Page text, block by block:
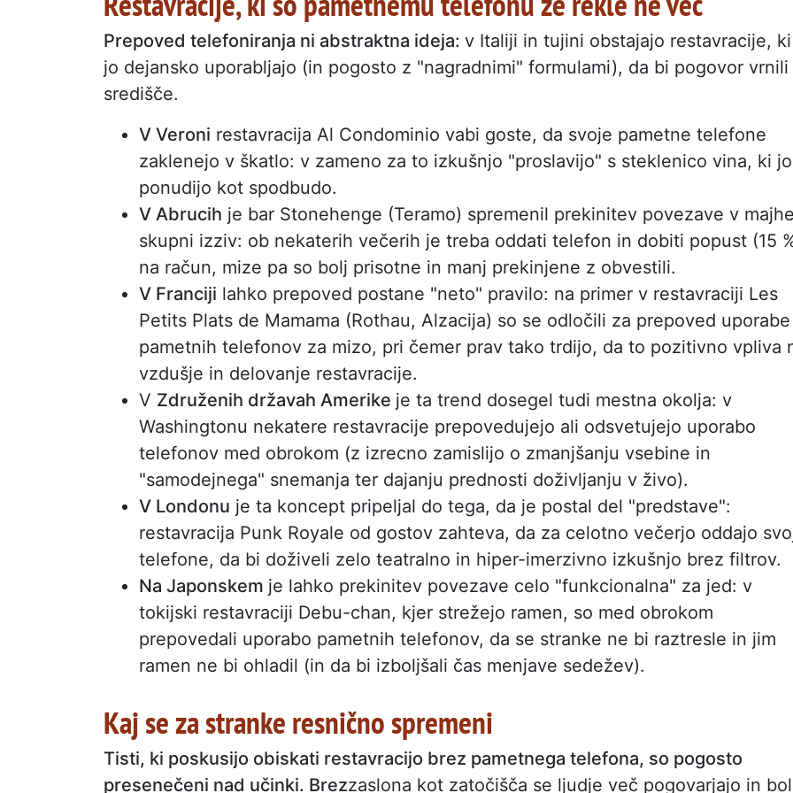
Prepoved telefoniranja ni abstraktna ideja: v Italiji in tujini obstajajo restavracije, ki
jo dejansko uporabljajo (in pogosto z "nagradnimi" formulami), da bi pogovor vrnili
središče.
V Veroni restavracija Al Condominio vabi goste, da svoje pametne telefone
zaklenejo v škatlo: v zameno za to izkušnjo "proslavijo" s steklenico vina, ki jo
ponudijo kot spodbudo.
V Abrucih je bar Stonehenge (Teramo) spremenil prekinitev povezave v
skupni izziv: ob nekaterih večerih je treba oddati telefon in dobiti popust (15
na račun, mize pa so bolj prisotne in manj prekinjene z obvestili.
V Franciji lahko prepoved postane "neto" pravilo: na primer v restavraciji Les
Petits Plats de Mamama (Rothau, Alzacija) so se odločili za prepoved uporabe
pametnih telefonov za mizo, pri čemer prav tako trdijo, da to pozitivno vpliva
vzdušje in delovanje restavracije.
V Združenih državah Amerike je ta trend dosegel tudi mestna okolja: v
Washingtonu nekatere restavracije prepovedujejo ali odsvetujejo uporabo
telefonov med obrokom (z izrecno zamislijo o zmanjšanju vsebine in
"samodejnega" snemanja ter dajanju prednosti doživljanju v živo).
V Londonu je ta koncept pripeljal do tega, da je postal del "predstave":
restavracija Punk Royale od gostov zahteva, da za celotno večerjo oddajo
telefone, da bi doživeli zelo teatralno in hiper-imerzivno izkušnjo brez filtrov.
Na Japonskem je lahko prekinitev povezave celo "funkcionalna" za jed: v
tokijski restavraciji Debu-chan, kjer strežejo ramen, so med obrokom
prepovedali uporabo pametnih telefonov, da se stranke ne bi raztresle in jim
ramen ne bi ohladil (in da bi izboljšali čas menjave sedežev).
Kaj se za stranke resnično spremeni
Tisti, ki poskusijo obiskati restavracijo brez pametnega telefona, so pogosto
presenečeni nad učinki. Brezzaslona kot zatočišča se ljudje več pogovarjajo in